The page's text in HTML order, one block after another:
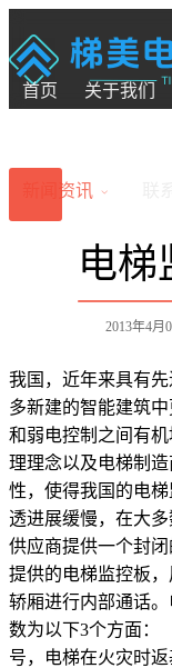
首页 关于我们
新闻资讯
电梯
2013年4月
我国，近年来具有
多新建的智能建筑
和弱电控制之间有
理理念以及电梯制
性，使得我国的电
透进展缓慢，在大
供应商提供一个封
提供的电梯监控板
轿厢进行内部通话
数为以下3个方面
号，电梯在火灾时